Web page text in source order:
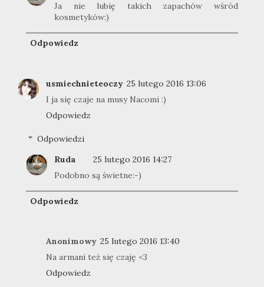
Ja nie lubię takich zapachów wśród
kosmetyków:)
Odpowiedz
usmiechnieteoczy 25 lutego 2016 13:06
I ja się czaje na musy Nacomi :)
Odpowiedz
Odpowiedzi
Ruda
25 lutego 2016 14:27
Podobno są świetne:-)
Odpowiedz
Anonimowy 25 lutego 2016 13:40
Na armani też się czaję <3
Odpowiedz